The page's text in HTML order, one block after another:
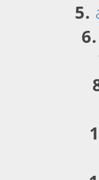
5.
6.